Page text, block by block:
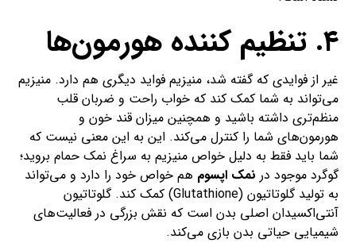
۴. تنظیم کننده هورمون‌ها
غیر از فوایدی که گفته شد، منیزیم فواید دیگری هم دارد. منیزیم
می‌تواند به شما کمک کند که خواب راحت و ضربان قلب
منظم‌تری داشته باشید و همچنین میزان قند خون و
هورمون‌های شما را کنترل می‌کند. این به این معنی نیست که
شما باید فقط به دلیل خواص منیزیم به سراغ نمک حمام بروید؛
گوگرد موجود در نمک اپسوم هم خواص خود را دارد‌ و می‌تواند
به تولید گلوتاتیون (Glutathione) کمک کند. گلوتاتیون
آنتی‌اکسیدان اصلی بدن است که نقش بزرگی در فعالیت‌های
شیمیایی حیاتی بدن بازی می‌کند.